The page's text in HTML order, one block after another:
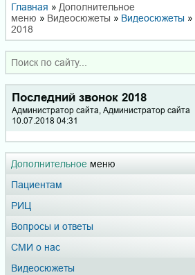
Главная » Дополнительное
меню » Видеосюжеты » Видеосюжеты »
2018
Дополнительное меню
Пациентам
РИЦ
Вопросы и ответы
СМИ о нас
Видеосюжеты
Последний звонок 2018
Администратор сайта, Администратор сайта
10.07.2018 04:31